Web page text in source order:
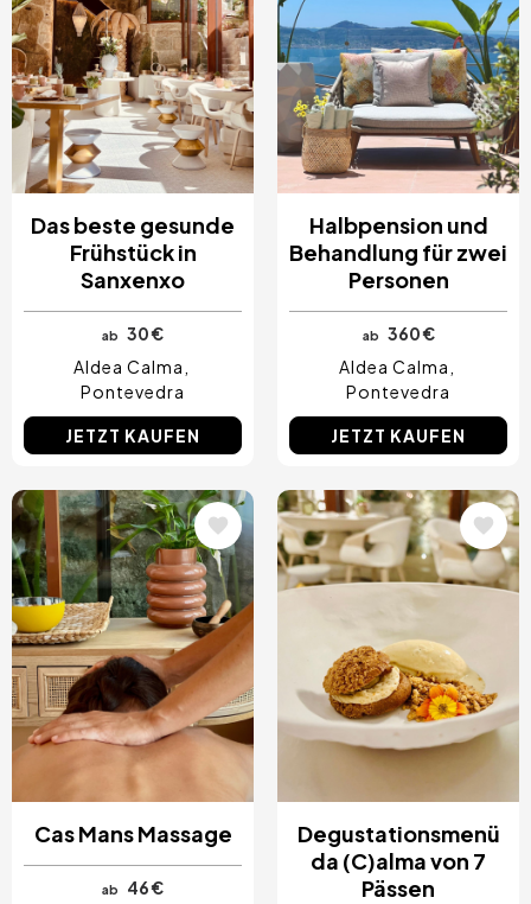
Das beste gesunde
Frühstück in
Sanxenxo
ab
30 €
Aldea Calma
Pontevedra
JETZT KAUFEN
Halbpension und
Behandlung für zwei
Personen
ab
360 €
Aldea Calma
Pontevedra
JETZT KAUFEN
Bild
Cas Mans Massage
ab 46 €
Bild
Degustationsmenü
da (C)alma von 7
Pässen